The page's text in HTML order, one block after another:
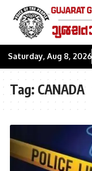
Saturday, Aug 8, 2026
Tag: CANADA